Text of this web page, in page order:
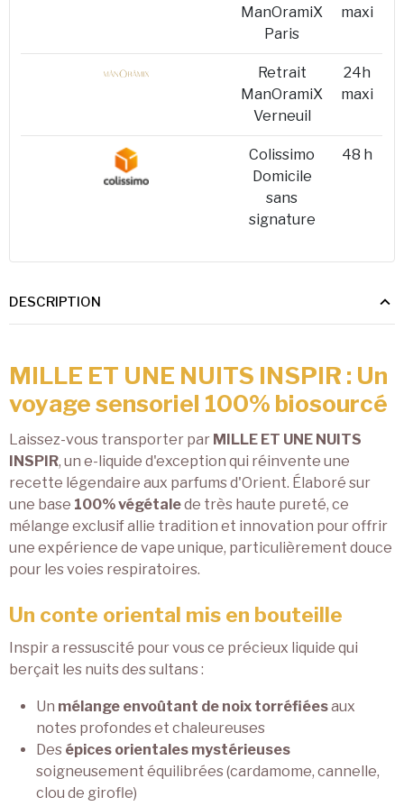
ManOramiX
Paris
maxi
Retrait
ManOramiX
Verneuil
24h
maxi
Colissimo
Domicile
sans
signature
48 h
DESCRIPTION
MILLE ET UNE NUITS INSPIR : Un
voyage sensoriel 100% biosourcé
Laissez-vous transporter par MILLE ET UNE NUITS
INSPIR, un e-liquide d'exception qui réinvente une
recette légendaire aux parfums d'Orient. Élaboré sur
une base 100% végétalede très haute pureté, ce
mélange exclusif allie tradition et innovation pour offrir
une expérience de vape unique, particulièrement douce
pour les voies respiratoires.
Un conte oriental mis en bouteille
Inspir a ressuscité pour vous ce précieux liquide qui
berçait les nuits des sultans :
Un mélange envoûtant de noix torréfiéesaux
notes profondes et chaleureuses
Des épices orientales mystérieuses
soigneusement équilibrées (cardamome, cannelle,
clou de girofle)